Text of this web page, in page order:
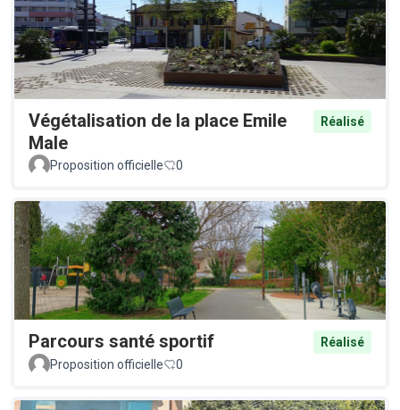
Végétalisation de la place Emile
Male
Réalisé
Proposition officielle 0
Parcours santé sportif
Réalisé
Proposition officielle
0